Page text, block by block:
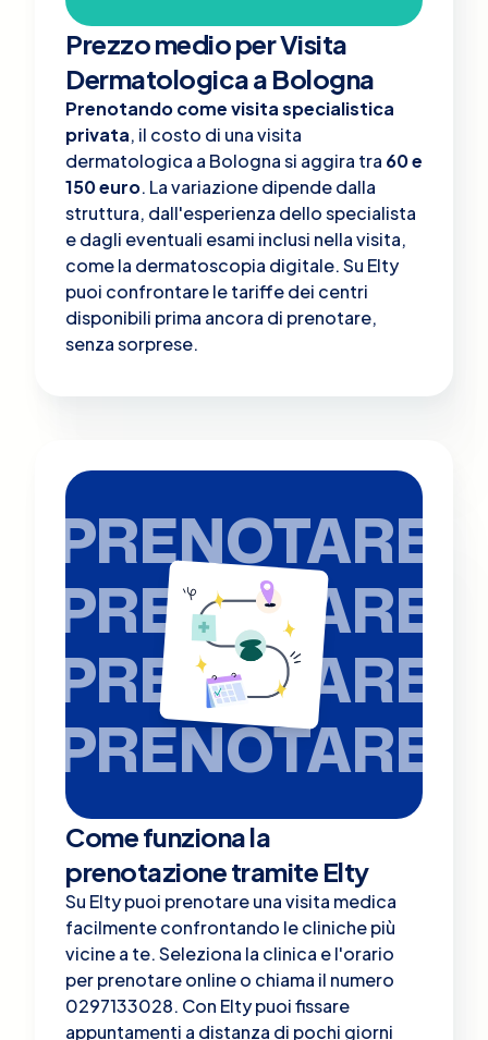
Prezzo medio per Visita
Dermatologica a Bologna
Prenotando come visita specialistica
privata, il costo di una visita
dermatologica a Bologna si aggira tra 60 e
150 euro. La variazione dipende dalla
struttura, dall'esperienza dello specialista
e dagli eventuali esami inclusi nella visita,
come la dermatoscopia digitale. Su Elty
puoi confrontare le tariffe dei centri
disponibili prima ancora di prenotare,
senza sorprese.
PRENOTARE
PRENOTARE
PRENOTARE
PRENOTARE
Come funziona la
prenotazione tramite Elty
Su Elty puoi prenotare una visita medica
facilmente confrontando le cliniche più
vicine a te. Seleziona la clinica e l'orario
per prenotare online o chiama il numero
0297133028. Con Elty puoi fissare
appuntamenti a distanza di pochi giorni